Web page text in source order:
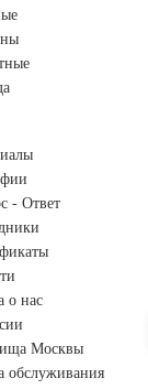
- Ответ
о нас
Москвы
обслуживания